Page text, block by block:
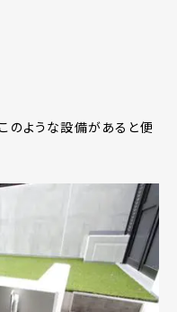
のような設備があると便